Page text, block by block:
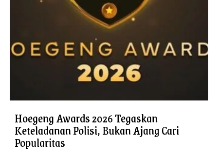
Hoegeng Awards 2026 Tegaskan
Keteladanan Polisi, Bukan Ajang Cari
Popularitas